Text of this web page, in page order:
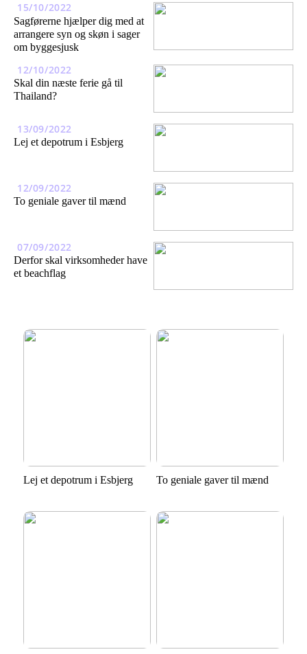
15/10/2022
Sagførerne hjælper dig med at
arrangere syn og skøn i sager
om byggesjusk
12/10/2022
Skal din næste ferie gå til
Thailand?
13/09/2022
Lej et depotrum i Esbjerg
12/09/2022
To geniale gaver til mænd
07/09/2022
Derfor skal virksomheder have
et beachflag
Lej et depotrum i Esbjerg To geniale gaver til mænd